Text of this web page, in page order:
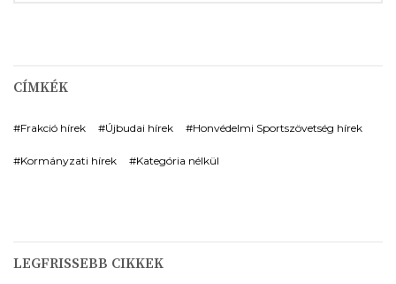
CÍMKÉK
Frakció hírek Újbudai hírek Honvédelmi Sportszövetség hírek
Kormányzati hírek Kategória nélkül
LEGFRISSEBB CIKKEK